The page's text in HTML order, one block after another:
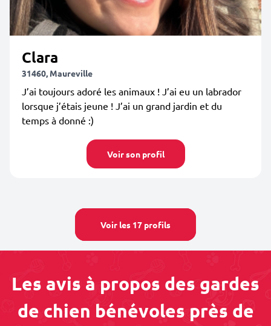
Clara
31460, Maureville
J’ai toujours adoré les animaux ! J’ai eu un labrador
lorsque j’étais jeune ! J’ai un grand jardin et du
temps à donné :)
Voir son profil
Voir les 17 profils
Les avis à propos des gardes
de chien bénévoles près de